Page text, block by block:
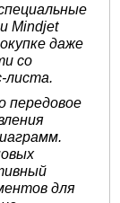
Mindjet
даже
со
листа.
передовое
для